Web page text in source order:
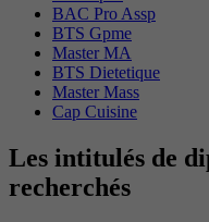
BAC Pro Assp
BTS Gpme
Master MA
BTS Dietetique
Master Mass
Cap Cuisine
Les intitulés de
recherchés